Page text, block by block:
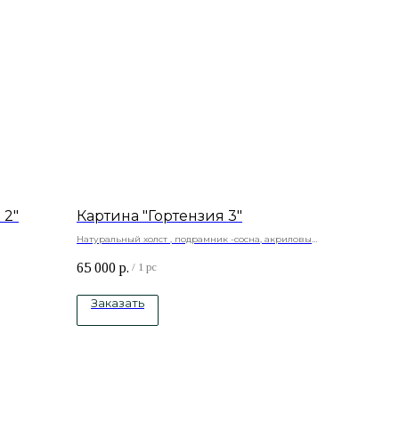
2" Картина "Гортензия 3"
Натуральный холст , подрамник -сосна, акриловые
65 000 р. / 1 pc
Заказать